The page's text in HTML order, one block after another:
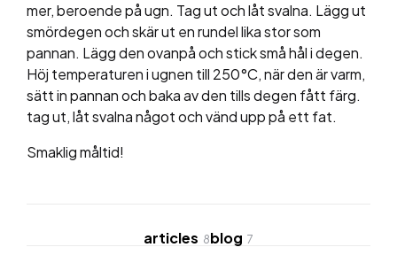
mer, beroende på ugn. Tag ut och låt svalna. Lägg ut
smördegen och skär ut en rundel lika stor som
pannan. Lägg den ovanpå och stick små hål i degen.
Höj temperaturen i ugnen till 250°C, när den är varm,
sätt in pannan och baka av den tills degen fått färg.
tag ut, låt svalna något och vänd upp på ett fat.
Smaklig måltid!
articles 8blog 7